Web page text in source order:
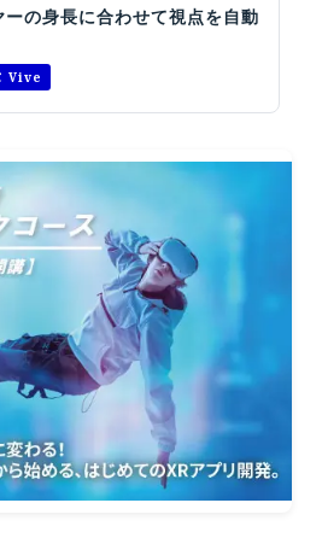
の身長に合わせて視点を自動
Vive